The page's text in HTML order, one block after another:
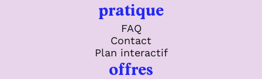
pratique
FAQ
Contact
Plan interactif
offres